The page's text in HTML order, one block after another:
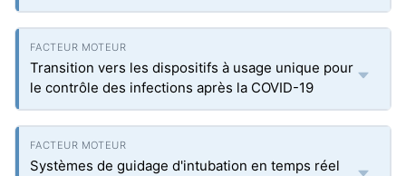
Transition vers les dispositifs à usage unique pour
le contrôle des infections après la COVID-19
Systèmes de guidage d'intubation en temps réel